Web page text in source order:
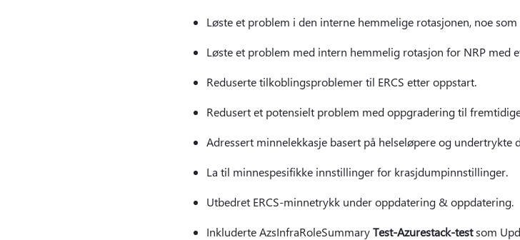
Løste et problem i den interne hemmelige rotasjonen, noe
Løste et problem med intern hemmelig rotasjon for NRP med
Reduserte tilkoblingsproblemer til ERCS etter oppstart.
Redusert et potensielt problem med oppgradering til
Adressert minnelekkasje basert på helseløpere og undertrykte
La til minnespesifikke innstillinger for krasjdumpinnstillinger.
Utbedret ERCS-minnetrykk under oppdatering & oppdatering.
Inkluderte AzsInfraRoleSummaryTest-Azurestack-testsom